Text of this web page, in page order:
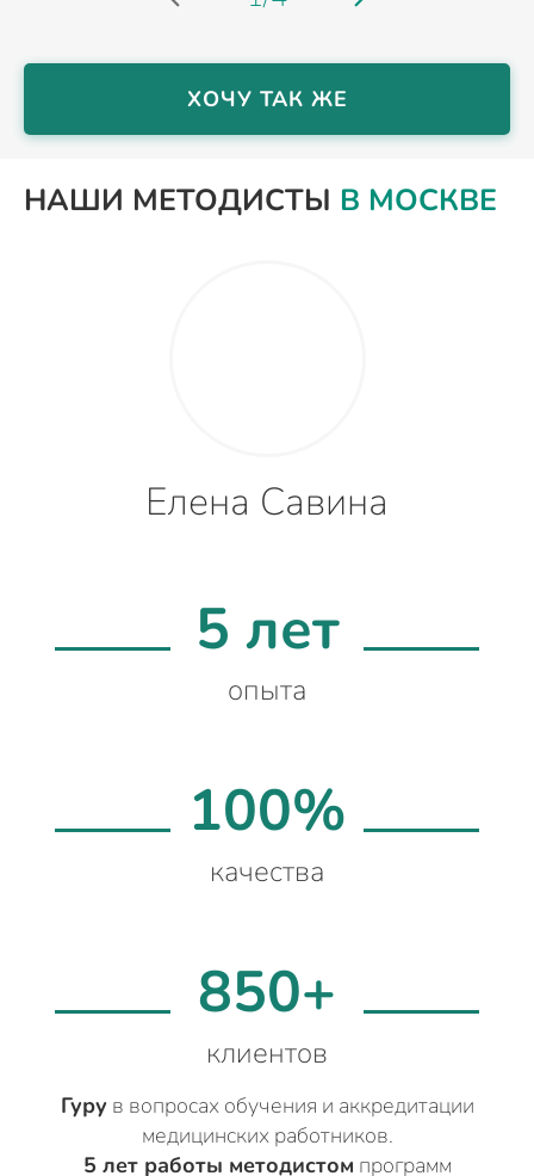
ХОЧУ ТАК ЖЕ
НАШИ МЕТОДИСТЫ В МОСКВЕ
Елена Савина
5 лет
опыта
100%
качества
850+
клиентов
Гуру в вопросах обучения и аккредитации
медицинских работников.
5 лет работы методистом программ